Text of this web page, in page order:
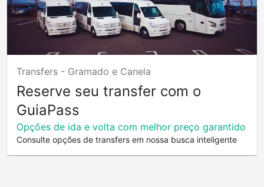
Transfers - Gramado e Canela
Reserve seu transfer com o
GuiaPass
Opções de ida e volta com melhor preço garantido
Consulte opções de transfers em nossa busca inteligente